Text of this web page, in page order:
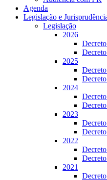
Agenda
Legislação e
Legislação
2026
2025
2024
2023
2022
2021